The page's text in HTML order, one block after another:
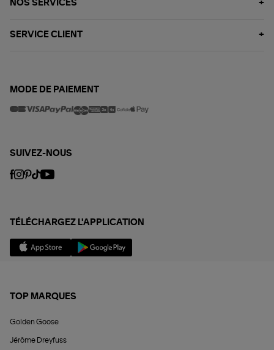
NOS SERVICES
SERVICE CLIENT
MODE DE PAIEMENT
SUIVEZ-NOUS
TÉLÉCHARGEZ L'APPLICATION
TOP MARQUES
Golden Goose
Jérôme Dreyfuss